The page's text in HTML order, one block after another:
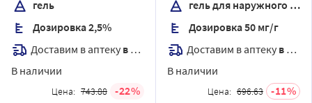
гель
Дозировка 2,5%
Доставим в аптеку в течение 7 дней
В наличии
Цена: 743.88 22
гель для наружного применения
Дозировка 50 мг/г
Доставим в аптеку в течение 7 дней
В наличии
Цена: 696.63 11